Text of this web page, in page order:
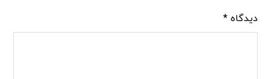
دیدگاه*